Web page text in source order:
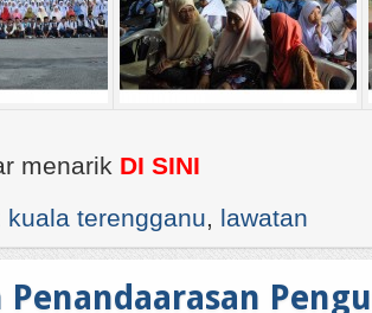
menarik DI SINI
kuala terengganu, lawatan
Penandaarasan